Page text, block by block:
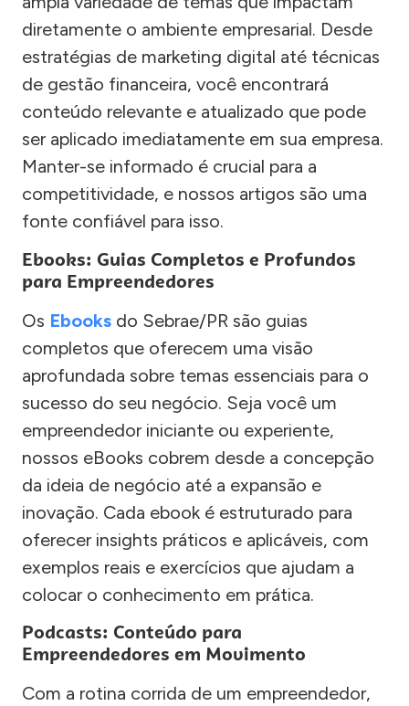
diretamente o ambiente empresarial. Desde
estratégias de marketing digital até técnicas
de gestão financeira, você encontrará
conteúdo relevante e atualizado que pode
ser aplicado imediatamente em sua empresa.
Manter-se informado é crucial para a
competitividade, e nossos artigos são uma
fonte confiável para isso.
Ebooks: Guias Completos e Profundos
para Empreendedores
Os Ebooks do Sebrae/PR são guias
completos que oferecem uma visão
aprofundada sobre temas essenciais para o
sucesso do seu negócio. Seja você um
empreendedor iniciante ou experiente,
nossos eBooks cobrem desde a concepção
da ideia de negócio até a expansão e
inovação. Cada ebook é estruturado para
oferecer insights práticos e aplicáveis, com
exemplos reais e exercícios que ajudam a
colocar o conhecimento em prática.
Podcasts: Conteúdo para
Empreendedores em Movimento
Com a rotina corrida de um empreendedor,